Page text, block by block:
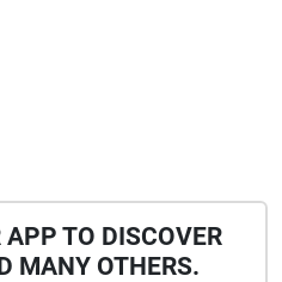
TO DISCOVER
MANY OTHERS.